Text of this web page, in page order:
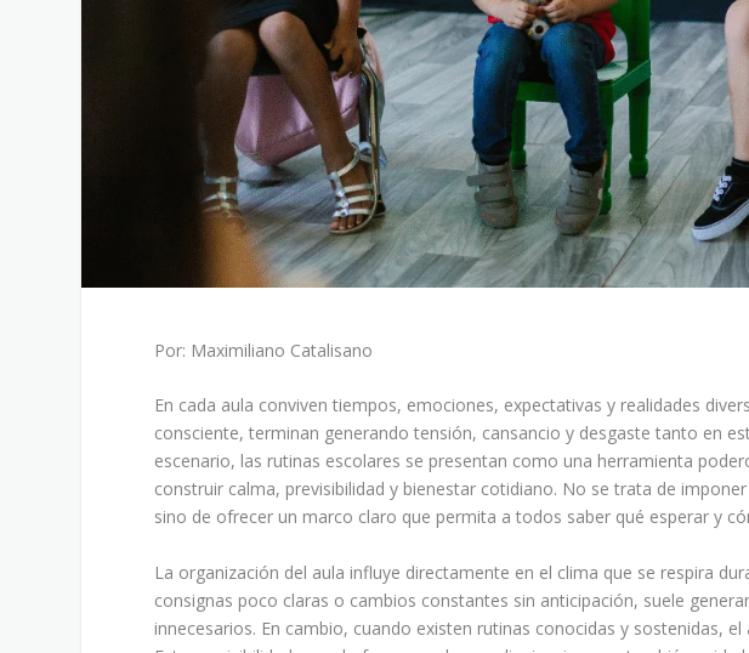
Por: Maximiliano Catalisano
En cada aula conviven tiempos, emociones, expectativas y realidades
consciente, terminan generando tensión, cansancio y desgaste tanto en
escenario, las rutinas escolares se presentan como una herramienta
construir calma, previsibilidad y bienestar cotidiano. No se trata de
sino de ofrecer un marco claro que permita a todos saber qué esperar y
La organización del aula influye directamente en el clima que se respira
consignas poco claras o cambios constantes sin anticipación, suele
innecesarios. En cambio, cuando existen rutinas conocidas y sostenidas,